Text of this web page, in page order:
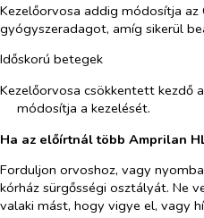
Kezelőorvosa addig módosítja
gyógyszeradagot, amíg sikerül
Időskorú betegek
Kezelőorvosa csökkentett kezdő
módosítja a kezelését.
Ha az előírtnál több Amprilan
Forduljon orvoshoz, vagy
kórház sürgősségi osztályát. Ne
valaki mást, hogy vigye el, vagy